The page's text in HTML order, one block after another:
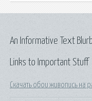
Links to Important Stuff
Скачать обои живопись на
An Informative Text